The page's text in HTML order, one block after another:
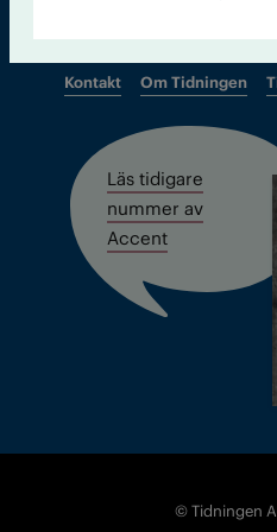
Kontakt Om Tidningen
Läs tidigare
nummer av
Accent
© Tidningen